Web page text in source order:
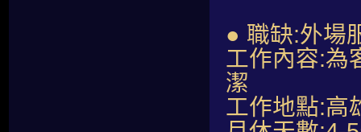
● 職缺:外場
工作內容:為
潔
工作地點:高